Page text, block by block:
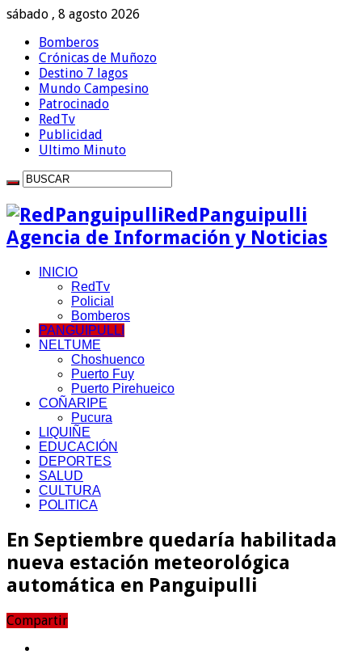
sábado , 8 agosto 2026
Bomberos
Crónicas de Muñozo
Destino 7 lagos
Mundo Campesino
Patrocinado
RedTv
Publicidad
Ultimo Minuto
RedPanguipulli
Agencia de Información y Noticias
INICIO
RedTv
Policial
Bomberos
PANGUIPULLI
NELTUME
Choshuenco
Puerto Fuy
Puerto Pirehueico
COÑARIPE
Pucura
LIQUIÑE
EDUCACIÓN
DEPORTES
SALUD
CULTURA
POLITICA
En Septiembre quedaría habilitada
nueva estación meteorológica
automática en Panguipulli
Compartir